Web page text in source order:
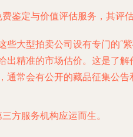
鉴定与价值评估服务，其评
些大型拍卖公司设有专门的“
精准的市场估价。这是了解
通常会有公开的藏品征集公告
方服务机构应运而生。